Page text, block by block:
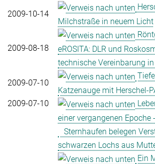
2009-10-14
Milchstraße in neuem Licht
2009-08-18
eROSITA: DLR und
technische Vereinbarung
2009-07-10
Katzenauge mit Herschel-
2009-07-10
einer vergangenen Epoche -
Sternhaufen belegen
schwarzen Lochs aus
Ein